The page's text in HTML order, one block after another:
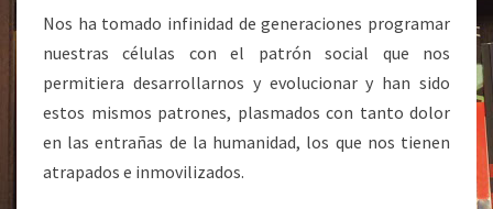
Nos ha tomado infinidad de generaciones programar
nuestras células con el patrón social que nos
permitiera desarrollarnos y evolucionar y han sido
estos mismos patrones, plasmados con tanto dolor
en las entrañas de la humanidad, los que nos tienen
atrapados e inmovilizados.